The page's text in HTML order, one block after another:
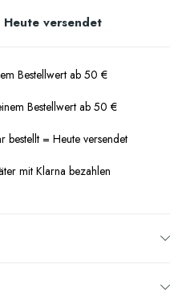
versendet
Bestellwert ab 50 €
Bestellwert ab 50 €
bestellt = Heute versendet
mit Klarna bezahlen